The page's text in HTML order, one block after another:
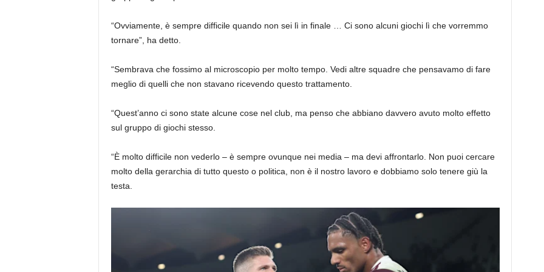
“Ovviamente, è sempre difficile quando non sei lì in finale … Ci sono alcuni giochi lì che vorremmo
tornare”, ha detto.
“Sembrava che fossimo al microscopio per molto tempo. Vedi altre squadre che pensavamo di fare
meglio di quelli che non stavano ricevendo questo trattamento.
“Quest’anno ci sono state alcune cose nel club, ma penso che abbiano davvero avuto molto effetto
sul gruppo di giochi stesso.
“È molto difficile non vederlo – è sempre ovunque nei media – ma devi affrontarlo. Non puoi cercare
molto della gerarchia di tutto questo o politica, non è il nostro lavoro e dobbiamo solo tenere giù la
testa.